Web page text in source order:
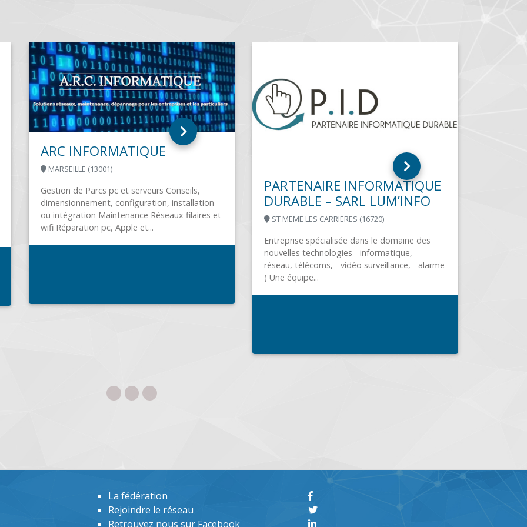
de
OMEGA INFORMATIQUE
PLOUAY (56240)
COMPTOIR INFORMATIQUE
Réseaux et internet Affichage dynamique
Infogérance Systèmes de caisses NF525
Leasing Assistance et conseils Accessoires
informatiques...
La fédération
Rejoindre le réseau
Retrouvez nous sur Facebook